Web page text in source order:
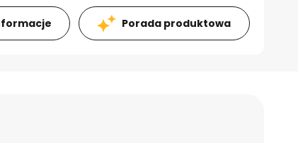
Porada produktowa